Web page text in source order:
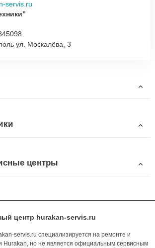
ул. Москалёва, 3
servis.ru
центры
центр hurakan-servis.ru
servis.ru специализируется на ремонте и
Hurakan, но не является официальным сервисным